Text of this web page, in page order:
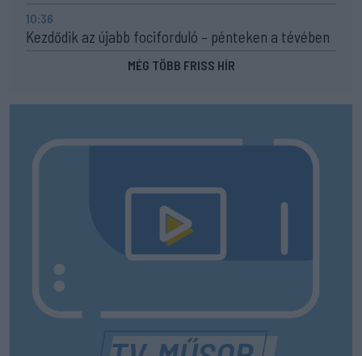
10:36
Kezdődik az újabb fociforduló – pénteken a tévében
MÉG TÖBB FRISS HÍR